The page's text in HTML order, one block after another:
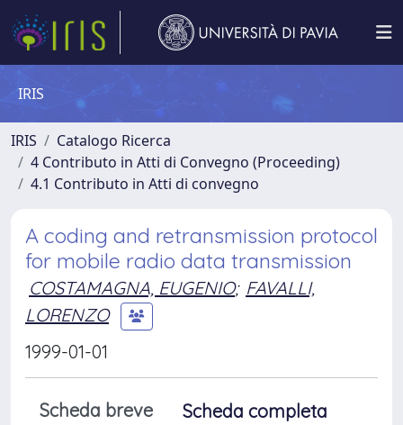
IRIS
IRIS
Catalogo Ricerca
4 Contributo in Atti di Convegno (Proceeding)
4.1 Contributo in Atti di convegno
A coding and retransmission protocol
for mobile radio data transmission
COSTAMAGNA, EUGENIO; FAVALLI,
LORENZO
1999-01-01
Scheda breve
Scheda completa